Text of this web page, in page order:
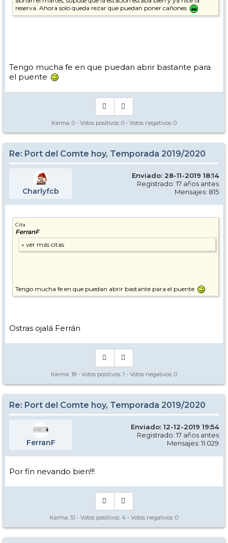
reserva. Ahora solo queda rezar que puedan poner cañones
Tengo mucha fe en que puedan abrir bastante para
el puente
Karma: 0 - Votos positivos: 0 - Votos negativos: 0
Re: Port del Comte hoy, Temporada 2019/2020
Charlyfcb
Enviado: 28-11-2019 18:14
Registrado: 17 años antes
Mensajes: 815
Cita
FerranF
Tengo mucha fe en que puedan abrir bastante para el puente
Ostras ojalá Ferrán
Karma: 18 - Votos positivos: 1 - Votos negativos: 0
Re: Port del Comte hoy, Temporada 2019/2020
FerranF
Enviado: 12-12-2019 19:54
Registrado: 17 años antes
Mensajes: 11.029
Por fin nevando bien!!!
Karma: 51 - Votos positivos: 4 - Votos negativos: 0